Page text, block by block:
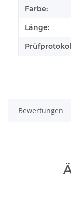
Farbe:
Länge:
Bewertungen